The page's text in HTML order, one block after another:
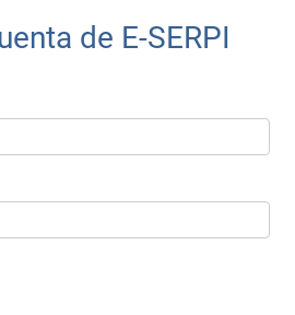
de E-SERPI